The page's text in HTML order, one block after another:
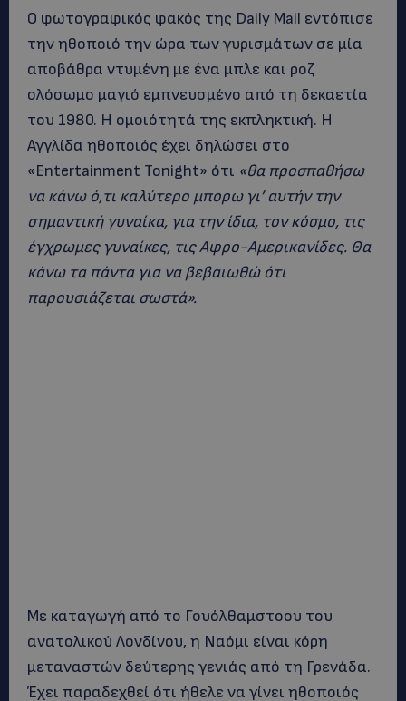
Ο φωτογραφικός φακός της Daily Mail εντόπισε
την ηθοποιό την ώρα των γυρισμάτων σε μία
αποβάθρα ντυμένη με ένα μπλε και ροζ
ολόσωμο μαγιό εμπνευσμένο από τη δεκαετία
του 1980. Η ομοιότητά της εκπληκτική. Η
Αγγλίδα ηθοποιός έχει δηλώσει στο
«Entertainment Tonight» ότι «θα προσπαθήσω
να κάνω ό,τι καλύτερο μπορω γι’ αυτήν την
σημαντική γυναίκα, για την ίδια, τον κόσμο, τις
έγχρωμες γυναίκες, τις Αφρο-Αμερικανίδες. Θα
κάνω τα πάντα για να βεβαιωθώ ότι
παρουσιάζεται σωστά».
Με καταγωγή από το Γουόλθαμστοου του
ανατολικού Λονδίνου, η Ναόμι είναι κόρη
μεταναστών δεύτερης γενιάς από τη Γρενάδα.
Έχει παραδεχθεί ότι ήθελε να γίνει ηθοποιός